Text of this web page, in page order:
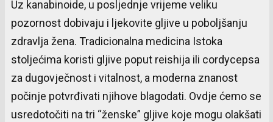
Uz kanabinoide, u posljednje vrijeme veliku
pozornost dobivaju i ljekovite gljive u poboljšanju
zdravlja žena. Tradicionalna medicina Istoka
stoljećima koristi gljive poput reishija ili cordycepsa
za dugovječnost i vitalnost, a moderna znanost
počinje potvrđivati njihove blagodati. Ovdje ćemo se
usredotočiti na tri “ženske” gljive koje mogu olakšati